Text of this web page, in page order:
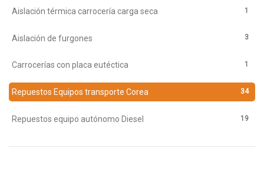
Aislación térmica carrocería carga seca 1
Aislación de furgones 3
Carrocerías con placa eutéctica 1
Repuestos Equipos transporte Corea 34
Repuestos equipo autónomo Diesel 19